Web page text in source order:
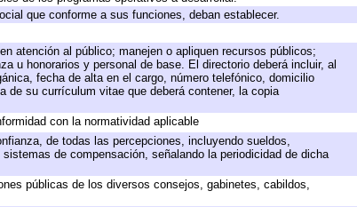
que conforme a sus funciones, deban establecer.
atención al público; manejen o apliquen recursos públicos;
u honorarios y personal de base. El directorio deberá incluir, al
fecha de alta en el cargo, número telefónico, domicilio
de su currículum vitae que deberá contener, la copia
con la normatividad aplicable
de todas las percepciones, incluyendo sueldos,
de compensación, señalando la periodicidad de dicha
públicas de los diversos consejos, gabinetes, cabildos,